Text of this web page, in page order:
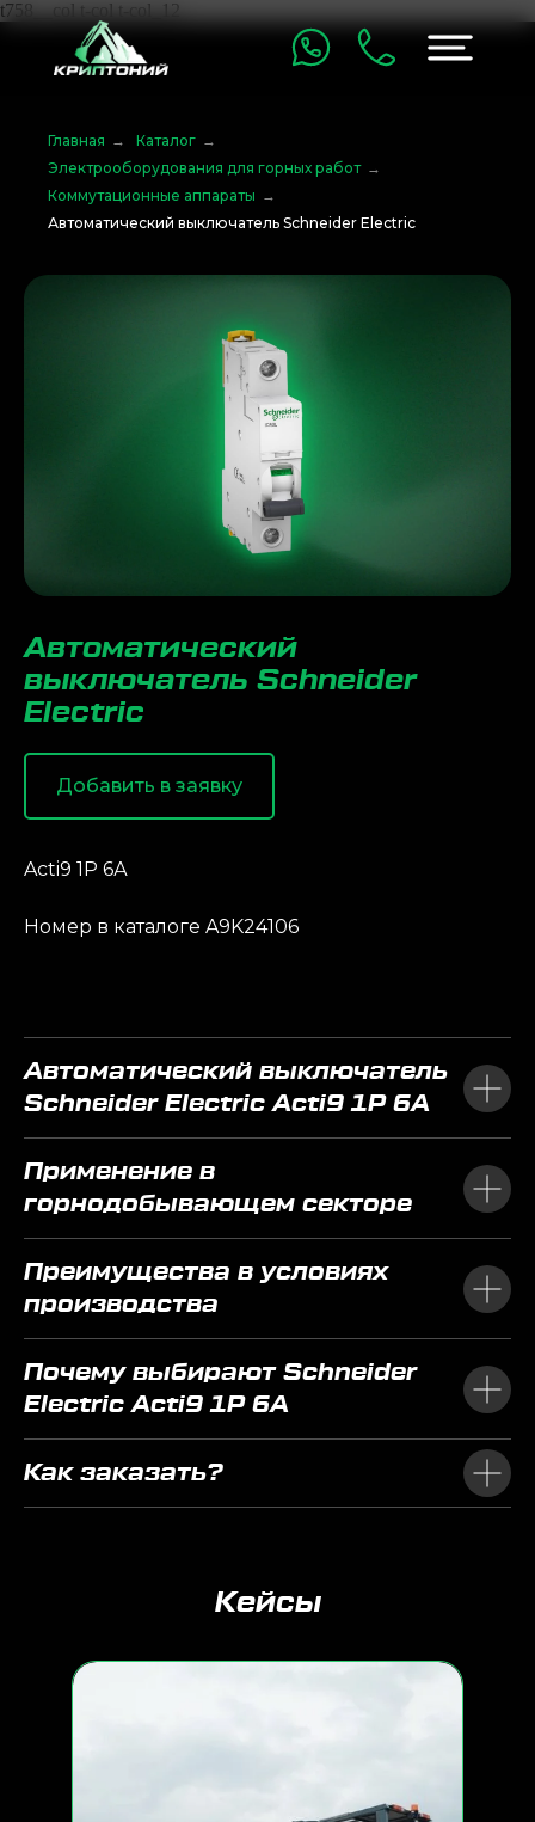
t758__col t-col t-col_12
Главная → Каталог →
Электрооборудования для горных работ →
Коммутационные аппараты →
Автоматический выключатель Schneider Electric
Автоматический
выключатель Schneider
Electric
Добавить в заявку
Acti9 1P 6А
Номер в каталоге A9K24106
Автоматический выключатель
Schneider Electric Acti9 1P 6A
Применение в
горнодобывающем секторе
Преимущества в условиях
производства
Почему выбирают Schneider
Electric Acti9 1P 6A
Как заказать?
Кейсы